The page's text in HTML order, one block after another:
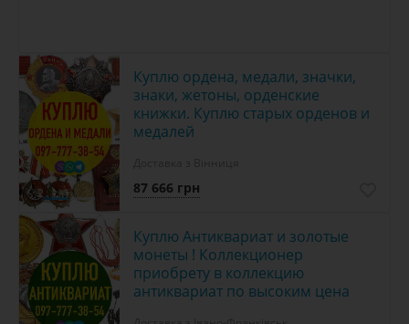
2
Куплю ордена, медали, значки,
знаки, жетоны, орденские
книжки. Куплю старых орденов и
медалей
87 666 грн
Куплю Антиквариат и золотые
монеты ! Коллекционер
приобрету в коллекцию
антиквариат по высоким цена